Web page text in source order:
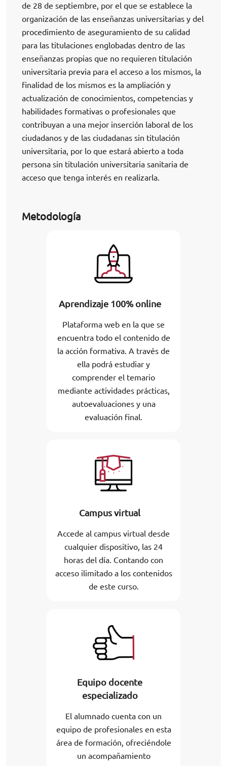
de 28 de septiembre, por el que se establece la
organización de las enseñanzas universitarias y del
procedimiento de aseguramiento de su calidad
para las titulaciones englobadas dentro de las
enseñanzas propias que no requieren titulación
universitaria previa para el acceso a los mismos, la
finalidad de los mismos es la ampliación y
actualización de conocimientos, competencias y
habilidades formativas o profesionales que
contribuyan a una mejor inserción laboral de los
ciudadanos y de las ciudadanas sin titulación
universitaria, por lo que estará abierto a toda
persona sin titulación universitaria sanitaria de
acceso que tenga interés en realizarla.
Metodología
Aprendizaje 100% online
Plataforma web en la que se
encuentra todo el contenido de
la acción formativa. A través de
ella podrá estudiar y
comprender el temario
mediante actividades prácticas,
autoevaluaciones y una
evaluación final.
Campus virtual
Accede al campus virtual desde
cualquier dispositivo, las 24
horas del día. Contando con
acceso ilimitado a los contenidos
de este curso.
Equipo docente
especializado
El alumnado cuenta con un
equipo de profesionales en esta
área de formación, ofreciéndole
un acompañamiento